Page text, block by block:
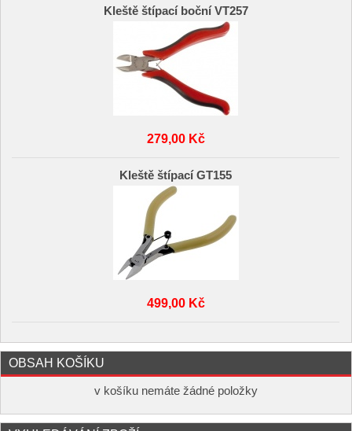
Kleště štípací boční VT257
279,00 Kč
Kleště štípací GT155
499,00 Kč
OBSAH KOŠÍKU
v košíku nemáte žádné položky